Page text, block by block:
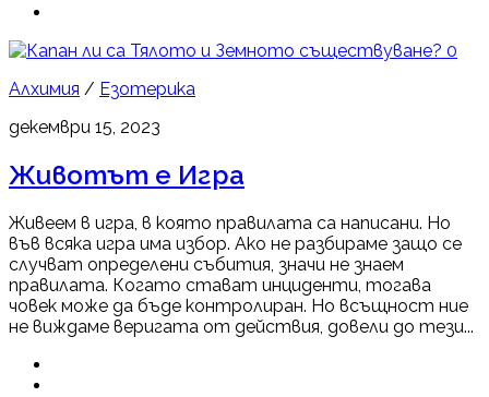
0
Алхимия / Езотерика
декември 15, 2023
Животът е Игра
Живеем в игра, в която правилата са написани. Но
във всяка игра има избор. Ако не разбираме защо се
случват определени събития, значи не знаем
правилата. Когато стават инциденти, тогава
човек може да бъде контролиран. Но всъщност ние
не виждаме веригата от действия, довели до тези...